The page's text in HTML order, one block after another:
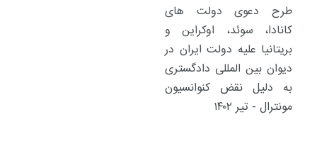
طرح دعوی دولت های
کانادا، سوئد، اوکراین و
بریتانیا علیه دولت ایران در
دیوان بین المللی دادگستری
به دلیل نقض کنوانسیون
مونترال - تیر ۱۴۰۲